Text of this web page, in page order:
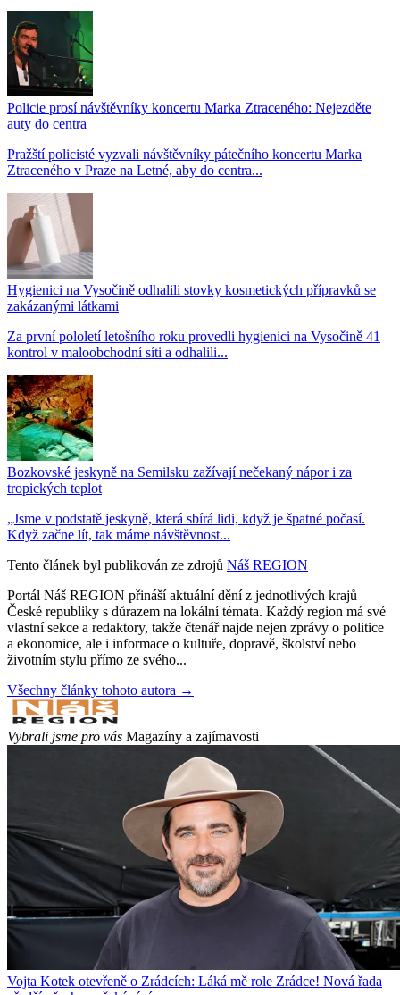
Policie prosí návštěvníky koncertu Marka Ztraceného: Nejezděte
auty do centra
Pražští policisté vyzvali návštěvníky pátečního koncertu Marka
Ztraceného v Praze na Letné, aby do centra...
Hygienici na Vysočině odhalili stovky kosmetických přípravků se
zakázanými látkami
Za první pololetí letošního roku provedli hygienici na Vysočině 41
kontrol v maloobchodní síti a odhalili...
Bozkovské jeskyně na Semilsku zažívají nečekaný nápor i za
tropických teplot
„Jsme v podstatě jeskyně, která sbírá lidi, když je špatné počasí.
Když začne lít, tak máme návštěvnost...
Tento článek byl publikován ze zdrojů Náš REGION
Portál Náš REGION přináší aktuální dění z jednotlivých krajů
České republiky s důrazem na lokální témata. Každý region má své
vlastní sekce a redaktory, takže čtenář najde nejen zprávy o politice
a ekonomice, ale i informace o kultuře, dopravě, školství nebo
životním stylu přímo ze svého...
Všechny články tohoto autora →
Vybrali jsme pro vás Magazíny a zajímavosti
Vojta Kotek otevřeně o Zrádcích: Láká mě role Zrádce! Nová řada